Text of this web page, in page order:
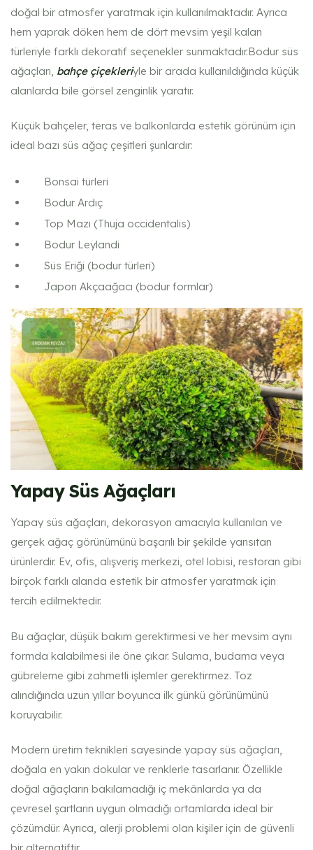
doğal bir atmosfer yaratmak için kullanılmaktadır. Ayrıca
hem yaprak döken hem de dört mevsim yeşil kalan
türleriyle farklı dekoratif seçenekler sunmaktadır.Bodur süs
ağaçları, bahçe çiçekleriyle bir arada kullanıldığında küçük
alanlarda bile görsel zenginlik yaratır.
Küçük bahçeler, teras ve balkonlarda estetik görünüm için
ideal bazı süs ağaç çeşitleri şunlardır:
Bonsai türleri
Bodur Ardıç
Top Mazı (Thuja occidentalis)
Bodur Leylandi
Süs Eriği (bodur türleri)
Japon Akçaağacı (bodur formlar)
Yapay Süs Ağaçları
Yapay süs ağaçları, dekorasyon amacıyla kullanılan ve
gerçek ağaç görünümünü başarılı bir şekilde yansıtan
ürünlerdir. Ev, ofis, alışveriş merkezi, otel lobisi, restoran gibi
birçok farklı alanda estetik bir atmosfer yaratmak için
tercih edilmektedir.
Bu ağaçlar, düşük bakım gerektirmesi ve her mevsim aynı
formda kalabilmesi ile öne çıkar. Sulama, budama veya
gübreleme gibi zahmetli işlemler gerektirmez. Toz
alındığında uzun yıllar boyunca ilk günkü görünümünü
koruyabilir.
Modern üretim teknikleri sayesinde yapay süs ağaçları,
doğala en yakın dokular ve renklerle tasarlanır. Özellikle
doğal ağaçların bakılamadığı iç mekânlarda ya da
çevresel şartların uygun olmadığı ortamlarda ideal bir
çözümdür. Ayrıca, alerji problemi olan kişiler için de güvenli